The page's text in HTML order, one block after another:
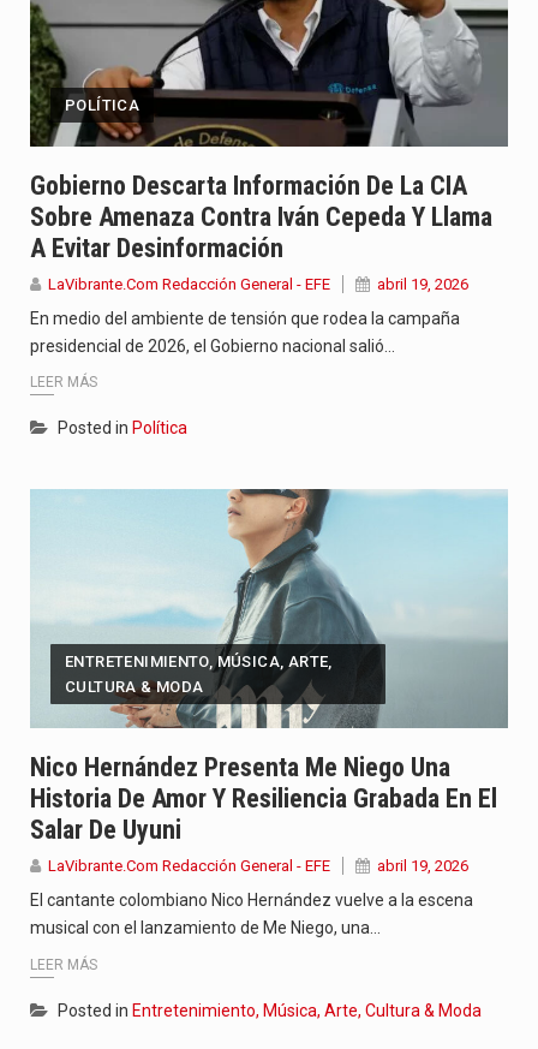
POLÍTICA
Gobierno Descarta Información De La CIA
Sobre Amenaza Contra Iván Cepeda Y Llama
A Evitar Desinformación
LaVibrante.Com Redacción General - EFE abril 19, 2026
En medio del ambiente de tensión que rodea la campaña
presidencial de 2026, el Gobierno nacional salió…
LEER MÁS
Posted in Política
ENTRETENIMIENTO, MÚSICA, ARTE,
CULTURA & MODA
Nico Hernández Presenta Me Niego Una
Historia De Amor Y Resiliencia Grabada En El
Salar De Uyuni
LaVibrante.Com Redacción General - EFE abril 19, 2026
El cantante colombiano Nico Hernández vuelve a la escena
musical con el lanzamiento de Me Niego, una…
LEER MÁS
Posted in Entretenimiento, Música, Arte, Cultura & Moda